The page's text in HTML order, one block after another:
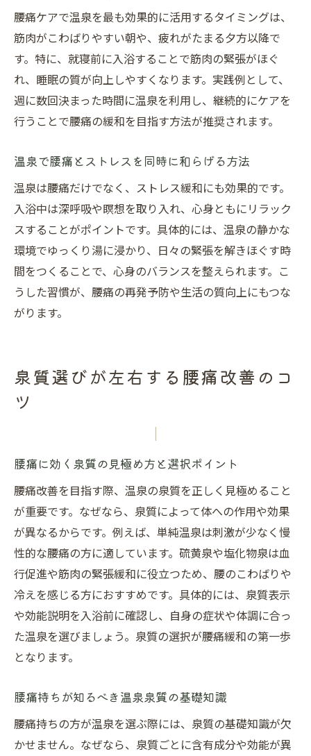
腰痛ケアで温泉を最も効果的に活用するタイミングは、
筋肉がこわばりやすい朝や、疲れがたまる夕方以降で
す。特に、就寝前に入浴することで筋肉の緊張がほぐ
れ、睡眠の質が向上しやすくなります。実践例として、
週に数回決まった時間に温泉を利用し、継続的にケアを
行うことで腰痛の緩和を目指す方法が推奨されます。
温泉で腰痛とストレスを同時に和らげる方法
温泉は腰痛だけでなく、ストレス緩和にも効果的です。
入浴中は深呼吸や瞑想を取り入れ、心身ともにリラック
スすることがポイントです。具体的には、温泉の静かな
環境でゆっくり湯に浸かり、日々の緊張を解きほぐす時
間をつくることで、心身のバランスを整えられます。こ
うした習慣が、腰痛の再発予防や生活の質向上にもつな
がります。
泉質選びが左右する腰痛改善のコ
ツ
腰痛に効く泉質の見極め方と選択ポイント
腰痛改善を目指す際、温泉の泉質を正しく見極めること
が重要です。なぜなら、泉質によって体への作用や効果
が異なるからです。例えば、単純温泉は刺激が少なく慢
性的な腰痛の方に適しています。硫黄泉や塩化物泉は血
行促進や筋肉の緊張緩和に役立つため、腰のこわばりや
冷えを感じる方におすすめです。具体的には、泉質表示
や効能説明を入浴前に確認し、自身の症状や体調に合っ
た温泉を選びましょう。泉質の選択が腰痛緩和の第一歩
となります。
腰痛持ちが知るべき温泉泉質の基礎知識
腰痛持ちの方が温泉を選ぶ際には、泉質の基礎知識が欠
かせません。なぜなら、泉質ごとに含有成分や効能が異